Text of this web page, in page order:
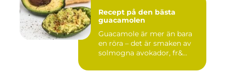
Recept på den bästa
guacamolen
Guacamole är mer än bara
en röra – det är smaken av
solmogna avokador, fr&...